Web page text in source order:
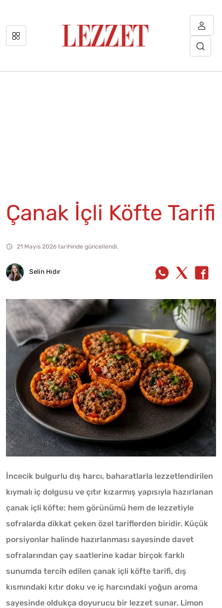
Çanak İçli Köfte Tarifi
21 Mayıs 2026 tarihinde güncellendi.
Selin Hıdır
İncecik bulgurlu dış harcı, baharatlarla lezzetlendirilen
kıymalı iç dolgusu ve çıtır kızarmış yapısıyla hazırlanan
çanak içli köfte; hem görünümü hem de lezzetiyle
sofralarda dikkat çeken özel tariflerden biridir. Küçük
porsiyonlar halinde hazırlanması sayesinde davet
sofralarından çay saatlerine kadar birçok farklı
sunumda tercih edilen çanak içli köfte tarifi, dış
kısmındaki kıtır doku ve iç harcındaki yoğun aroma
sayesinde oldukça doyurucu bir lezzet sunar. Limon